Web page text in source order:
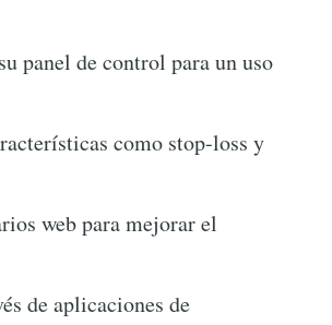
panel de control para un uso
como stop-loss y
web para mejorar el
de aplicaciones de